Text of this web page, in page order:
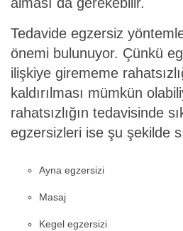
Tedavide egzersiz
önemi bulunuyor. Çünkü
ilişkiye girememe
kaldırılması mümkün
rahatsızlığın tedavisinde
egzersizleri ise şu şekilde
Ayna egzersizi
Masaj
Kegel egzersizi